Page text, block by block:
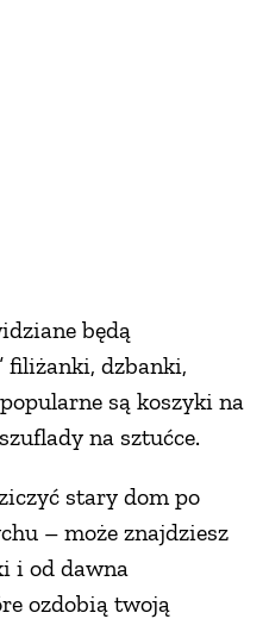
będą
filiżanki, dzbanki,
są koszyki na
na sztućce.
stary dom po
– może znajdziesz
i od dawna
ozdobią twoją